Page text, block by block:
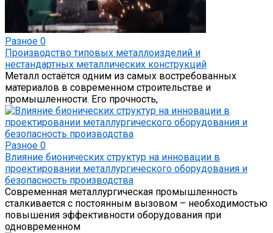
Разное 0
Производство типовых металлоизделий и
нестандартных металлических конструкций
Металл остаётся одним из самых востребованных
материалов в современном строительстве и
промышленности. Его прочность,
Разное 0
Влияние бионических структур на инновации в
проектировании металлургического оборудования и
безопасность производства
Современная металлургическая промышленность
сталкивается с постоянным вызовом – необходимостью
повышения эффективности оборудования при
одновременном